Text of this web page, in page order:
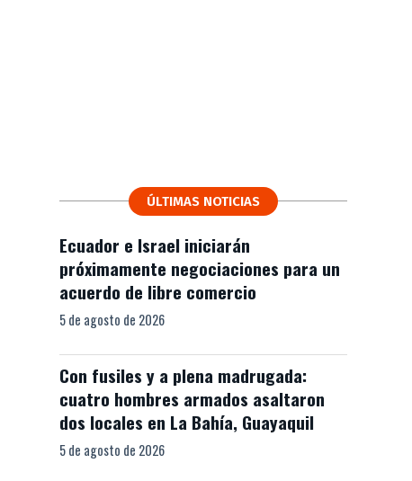
ÚLTIMAS NOTICIAS
Ecuador e Israel iniciarán
próximamente negociaciones para un
acuerdo de libre comercio
5 de agosto de 2026
Con fusiles y a plena madrugada:
cuatro hombres armados asaltaron
dos locales en La Bahía, Guayaquil
5 de agosto de 2026